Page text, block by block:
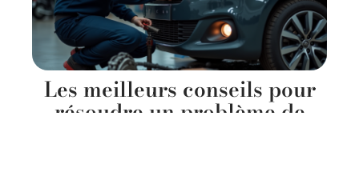
Les meilleurs conseils pour
résoudre un problème de